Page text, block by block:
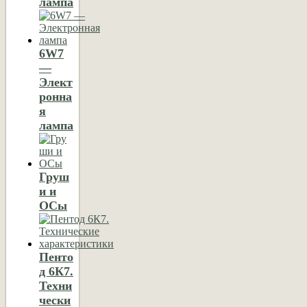
6W7
—
Элект
ронна
я
лампа
Груш
и и
ОСы
Пенто
д 6К7.
Техни
чески